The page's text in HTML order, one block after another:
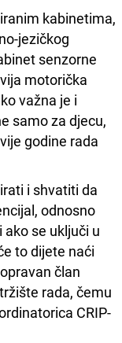
kabinetima,
jezičkog
senzorne
motorička
važna je i
samo za djecu,
godine rada
i shvatiti da
odnosno
se uključi u
to dijete naći
član
rada, čemu
CRIP-